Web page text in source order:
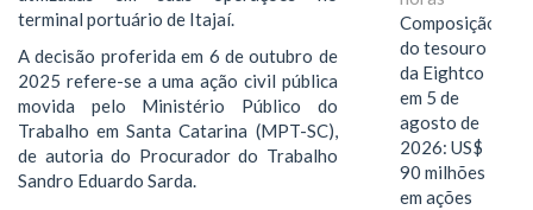
terminal portuário de Itajaí.
A decisão proferida em 6 de outubro de
2025 refere-se a uma ação civil pública
movida pelo Ministério Público do
Trabalho em Santa Catarina (MPT-SC),
de autoria do Procurador do Trabalho
Sandro Eduardo Sarda.
Composição
do tesouro
da Eightco
em 5 de
agosto de
2026: US$
90 milhões
em ações